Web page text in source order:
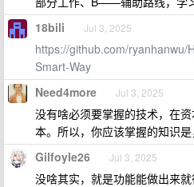
18bili Jul 3, 2025
https://github.com/ryanhanwu/
Smart-Way
Need4more Jul 3, 2025
没有啥必须要掌握的技术，在
本。所以，你应该掌握的知识是
Gilfoyle26 Jul 3, 2025
没啥其实，就是功能能做出来就